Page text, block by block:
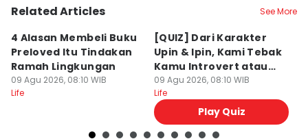
Related Articles See More
4 Alasan Membeli Buku
Preloved Itu Tindakan
Ramah Lingkungan
09 Agu 2026, 08:10 WIB
Life
[QUIZ] Dari Karakter
Upin & Ipin, Kami Tebak
Kamu Introvert atau
Extrovert
09 Agu 2026, 08:10 WIB
Life
Play Quiz